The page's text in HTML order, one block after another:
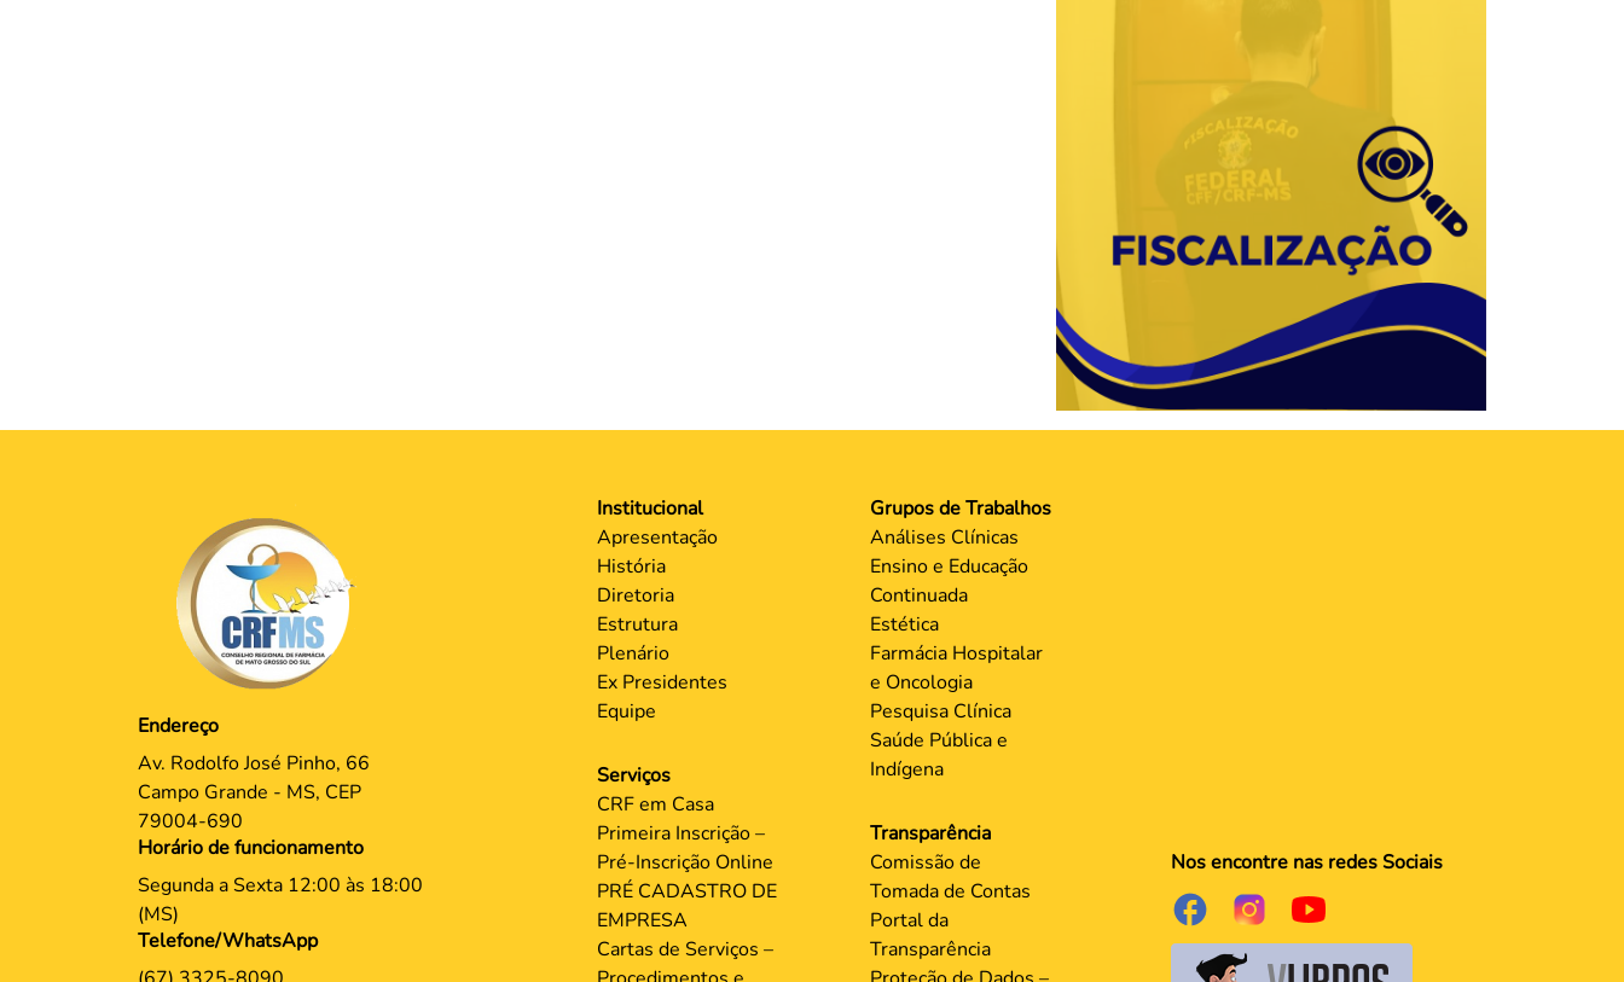
Endereço
Av. Rodolfo José Pinho, 66
Campo Grande - MS, CEP
79004-690
Horário de funcionamento
Segunda a Sexta 12:00 às 18:00
(MS)
Telefone/WhatsApp
Institucional
Apresentação
História
Diretoria
Estrutura
Plenário
Ex Presidentes
Equipe
Serviços
CRF em Casa
Primeira Inscrição –
Pré-Inscrição Online
PRÉ CADASTRO DE
EMPRESA
Cartas de Serviços –
Grupos de Trabalhos
Análises Clínicas
Ensino e Educação
Continuada
Estética
Farmácia Hospitalar
e Oncologia
Pesquisa Clínica
Saúde Pública e
Indígena
Transparência
Comissão de
Tomada de Contas
Portal da
Transparência
Nos encontre nas redes Sociais